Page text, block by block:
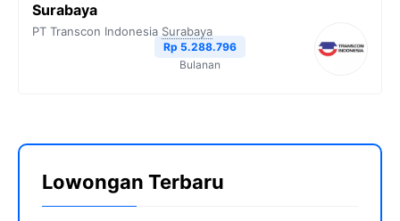
Surabaya
PT Transcon Indonesia Surabaya
Rp 5.288.796
Bulanan
Lowongan Terbaru